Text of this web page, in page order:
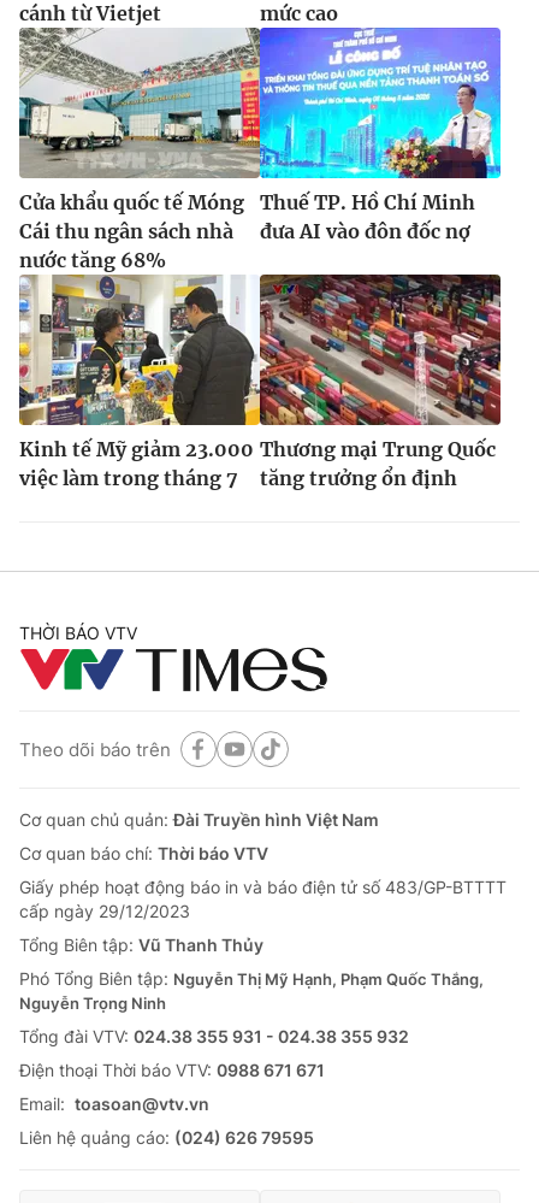
cánh từ Vietjet
mức cao
Cửa khẩu quốc tế Móng
Cái thu ngân sách nhà
nước tăng 68%
Thuế TP. Hồ Chí Minh
đưa AI vào đôn đốc nợ
Kinh tế Mỹ giảm 23.000
việc làm trong tháng 7
Thương mại Trung Quốc
tăng trưởng ổn định
THỜI BÁO VTV
Theo dõi báo trên
Cơ quan chủ quản:Đài Truyền hình Việt Nam
Cơ quan báo chí: Thời báo VTV
Giấy phép hoạt động báo in và báo điện tử số 483/GP-BTTTT
cấp ngày 29/12/2023
Tổng Biên tập: Vũ Thanh Thủy
Phó Tổng Biên tập: Nguyễn Thị Mỹ Hạnh, Phạm Quốc Thắng,
Nguyễn Trọng Ninh
Tổng đài VTV: 024.38 355 931 - 024.38 355 932
Ðiện thoại Thời báo VTV: 0988 671 671
Email: toasoan@vtv.vn
Liên hệ quảng cáo: (024) 626 79595